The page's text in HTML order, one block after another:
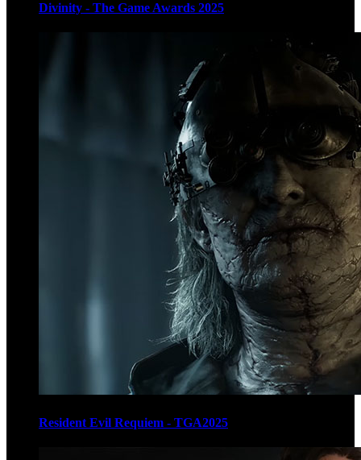
Divinity - The Game Awards 2025
Resident Evil Requiem - TGA2025